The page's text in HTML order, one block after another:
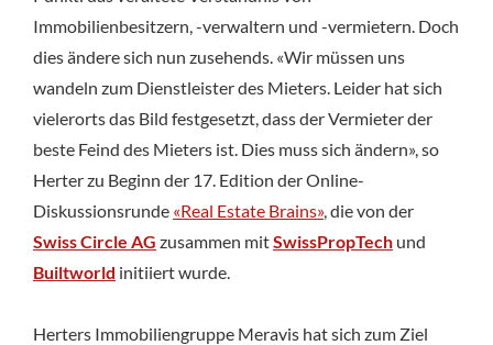
Immobilienbesitzern, -verwaltern und -vermietern. Doch
dies ändere sich nun zusehends. «Wir müssen uns
wandeln zum Dienstleister des Mieters. Leider hat sich
vielerorts das Bild festgesetzt, dass der Vermieter der
beste Feind des Mieters ist. Dies muss sich ändern», so
Herter zu Beginn der 17. Edition der Online-
Diskussionsrunde «Real Estate Brains», die von der
Swiss Circle AG zusammen mitSwissPropTech und
Builtworld initiiert wurde.
Herters Immobiliengruppe Meravis hat sich zum Ziel